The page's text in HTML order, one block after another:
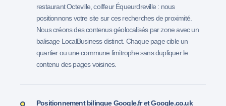
restaurant Octeville, coiffeur Équeurdreville : nous
positionnons votre site sur ces recherches de proximité.
Nous créons des contenus géolocalisés par zone avec un
balisage LocalBusiness distinct. Chaque page cible un
quartier ou une commune limitrophe sans dupliquer le
contenu des pages voisines.
Positionnement bilingue Google.fr et Google.co.uk